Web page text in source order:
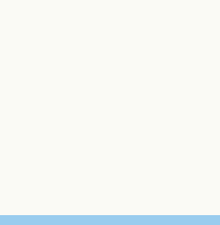
検討する共同意思決定